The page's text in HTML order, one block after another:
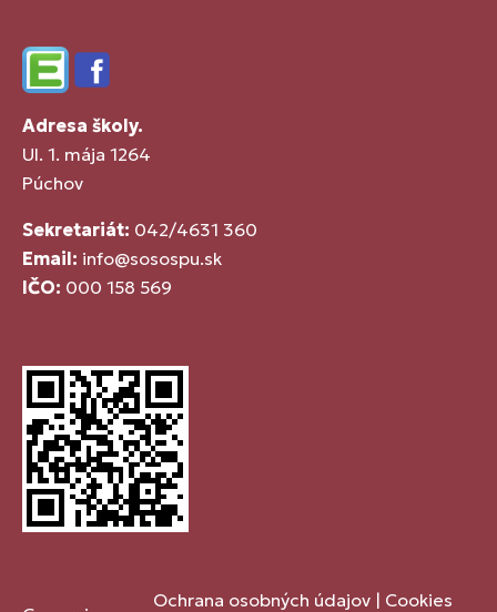
EdupageFacebook
Adresa školy.
Ul. 1. mája 1264
Púchov
Sekretariát: 042/4631 360
Email: info@sosospu.sk
IČO: 000 158 569
Ochrana osobných údajov | Cookies